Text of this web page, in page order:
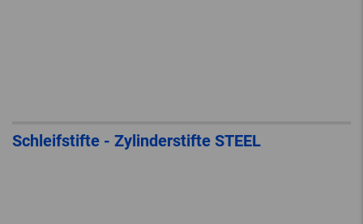
Schleifstifte - Zylinderstifte STEEL